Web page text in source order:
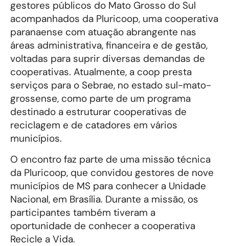
gestores públicos do Mato Grosso do Sul
acompanhados da Pluricoop, uma cooperativa
paranaense com atuação abrangente nas
áreas administrativa, financeira e de gestão,
voltadas para suprir diversas demandas de
cooperativas. Atualmente, a coop presta
serviços para o Sebrae, no estado sul-mato-
grossense, como parte de um programa
destinado a estruturar cooperativas de
reciclagem e de catadores em vários
municípios.
O encontro faz parte de uma missão técnica
da Pluricoop, que convidou gestores de nove
municípios de MS para conhecer a Unidade
Nacional, em Brasília. Durante a missão, os
participantes também tiveram a
oportunidade de conhecer a cooperativa
Recicle a Vida.